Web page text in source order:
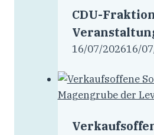
CDU-
16/07/202616/